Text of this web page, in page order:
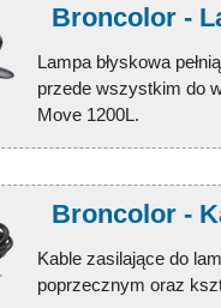
Broncolor -
Lampa błyskowa
przede wszystkim do
Move 1200L.
Broncolor -
Kable zasilające do
poprzecznym oraz